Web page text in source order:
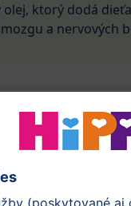
olej, ktorý dodá
a nervových
niektorým deťom v
či mliečna
toho sa
hryzenie väčších